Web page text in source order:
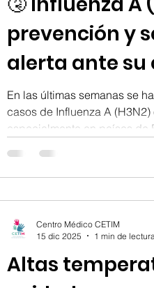
prevención y
alerta ante su
el hemisferio
En las últimas semanas se
casos de Influenza A (H3N2)
especialmente en países de
prevención y la detección temprana son
intensos y mayor riesgo
Altas
Centro Médico CETIM
15 dic 2025
1 min de lectura